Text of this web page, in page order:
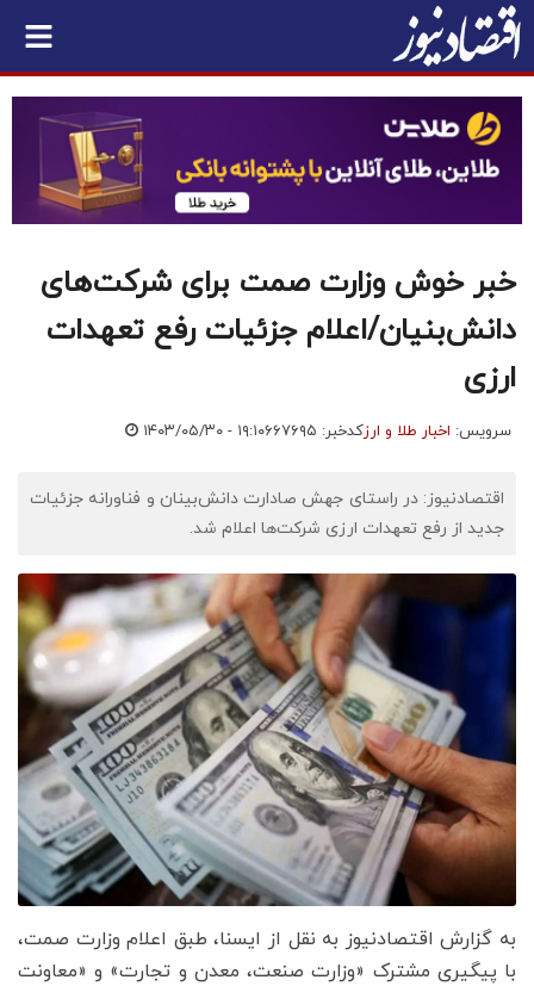
خبر خوش وزارت صمت برای شرکت‌های
دانش‌بنیان/اعلام جزئیات رفع تعهدات
ارزی
سرویس: اخبار طلا و ارزکدخبر: ۶۶۷۶۹۵ ۱۴۰۳/۰۵/۳۰ - ۱۹:۱۰
اقتصادنیوز: در راستای جهش صادارت دانش‌بینان و فناورانه جزئیات
جدید از رفع تعهدات ارزی شرکت‌ها اعلام شد.
به گزارش اقتصادنیوز به نقل از ایسنا، طبق اعلام وزارت صمت،
با پیگیری مشترک «وزارت صنعت، معدن و تجارت» و «معاونت